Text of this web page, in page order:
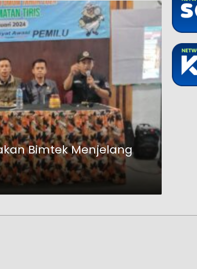
Bimtek Menjelang